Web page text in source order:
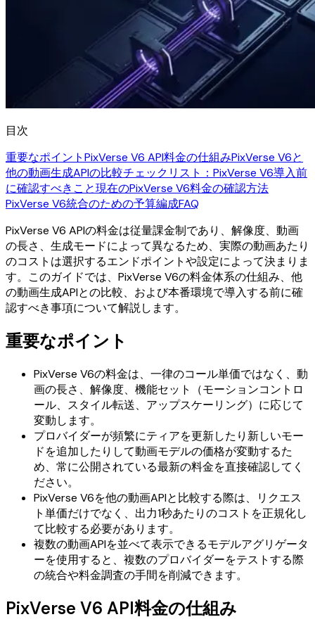
目次
重要なポイントPixVerse V6 API料金の仕組みPixVerse V6と
他の動画生成APIの比較チェックリスト：PixVerse V6導入前
に確認すべきこと現在のPixVerse V6料金の確認方法
PixVerse V6統合のための予算編成FAQ
PixVerse V6 APIの料金は従量課金制であり、解像度、動画
の長さ、生成モードによって異なるため、実際の動画あたり
のコストは選択するエンドポイントや設定によって決まりま
す。このガイドでは、PixVerse V6の料金体系の仕組み、他
の動画生成APIとの比較、および本番環境で導入する前に確
認すべき事項について解説します。
重要なポイント
PixVerse V6の料金は、一律のコール単価ではなく、動
画の長さ、解像度、機能セット（モーションコントロ
ール、スタイル転送、アップスケーリング）に応じて
変動します。
プロバイダーが頻繁にティアを更新したり新しいモー
ドを追加したりして動画モデルの価格が変動するた
め、常に公開されている最新の料金を直接確認してく
ださい。
PixVerse V6を他の動画APIと比較する際は、リクエス
ト単価だけでなく、出力1秒あたりのコストを正規化し
て比較する必要があります。
複数の動画APIを並べて表示できるモデルアグリゲータ
ーを使用すると、複数のプロバイダーをテストする際
の統合や料金調査の手間を削減できます。
PixVerse V6 API料金の仕組み